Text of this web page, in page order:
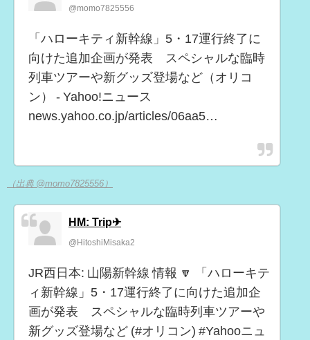
@momo7825556
「ハローキティ新幹線」5・17運行終了に
向けた追加企画が発表 スペシャルな臨時
列車ツアーや新グッズ登場など（オリコ
ン） - Yahoo!ニュース
news.yahoo.co.jp/articles/06aa5…
（出典 @momo7825556）
HM: Trip✈
@HitoshiMisaka2
JR西日本: 山陽新幹線 情報 🔽 「ハローキテ
ィ新幹線」5・17運行終了に向けた追加企
画が発表 スペシャルな臨時列車ツアーや
新グッズ登場など (#オリコン) #Yahooニュ